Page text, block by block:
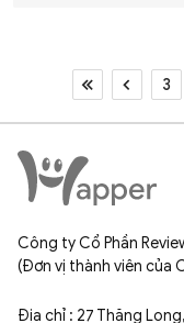
3
Công ty Cổ Phần
(Đơn vị thành viên của
Địa chỉ : 27 Thăng